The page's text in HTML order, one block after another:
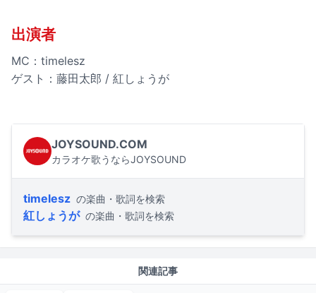
出演者
MC：timelesz
ゲスト：藤田太郎 / 紅しょうが
JOYSOUND.COM
カラオケ歌うならJOYSOUND
timelesz の楽曲・歌詞を検索
紅しょうが の楽曲・歌詞を検索
関連記事